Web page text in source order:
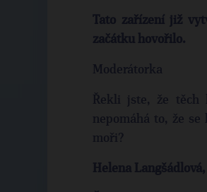
Tato zařízení již
začátku hovořilo.
Moderátorka
Řekli jste, že
nepomáhá to, že
moři?
Helena